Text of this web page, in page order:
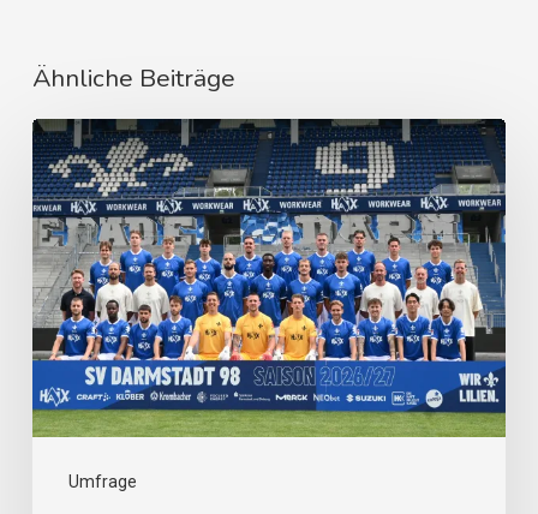
Ähnliche Beiträge
Umfrage